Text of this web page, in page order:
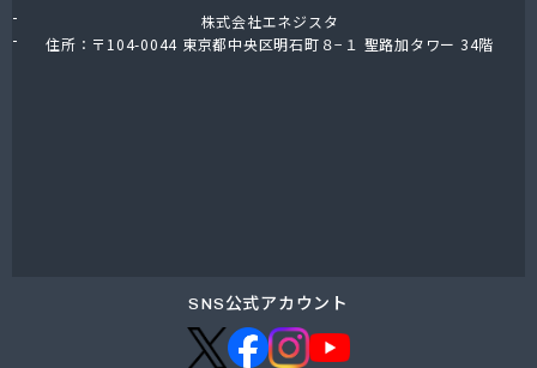
栃木県プロパンガス商業協同組合
栃木石油株式会社 本社
日東瓦斯株式会社 南河内営業所
日本ガス株式会社 宇都宮営業所
株式会社エネジスタ
住所：〒104-0044 東京都中央区明石町８−１ 聖路加タワー 34階
SNS公式アカウント